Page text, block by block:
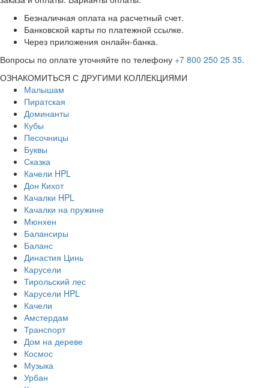
Безналичная оплата на расчетный счет.
Банковской карты по платежной ссылке.
Через приложения онлайн-банка.
Вопросы по оплате уточняйте по телефону +7 800 250 25 35.
ОЗНАКОМИТЬСЯ С ДРУГИМИ КОЛЛЕКЦИЯМИ
Малышам
Пиратская
Доминанты
Кубы
Песочницы
Буквы
Сказка
Качели HPL
Дон Кихот
Качалки HPL
Качалки на пружине
Мюнхен
Балансиры
Баланс
Династия Цинь
Карусели
Тирольский лес
Карусели HPL
Качели
Амстердам
Транспорт
Дом на дереве
Космос
Музыка
Урбан